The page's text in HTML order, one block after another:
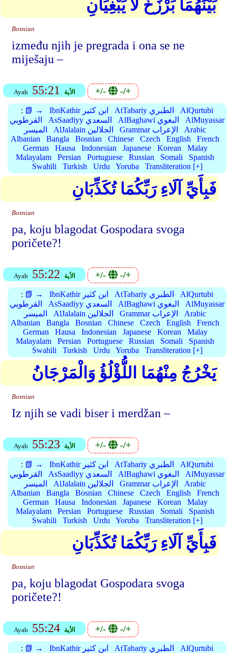
بَيْنَهُمَا بَرْزَخٌ لَّا يَبْغِيَانِ
Bosnian
između njih je pregrada i ona se ne
miješaju –
Ayah 55:21 الأية +/- -/+
: 📗 → IbnKathir ابن كثير AtTabariy الطبري
AlQurtubi
القرطوبي
AsSaadiyy السعدي AlBaghawi البغوي
AlMuyassar
الميسر
AlJalalain الجلالين Grammar الإعراب
Arabic
Albanian
Bangla Bosnian Chinese Czech English
French
German
Hausa Indonesian Japanese Korean
Malay
Malayalam
Persian Portuguese Russian Somali
Spanish
Swahili
Turkish Urdu Yoruba Transliteration [+]
فَبِأَيِّ آلَاءِ رَبِّكُمَا تُكَذِّبَانِ
Bosnian
pa, koju blagodat Gospodara svoga
poričete?!
Ayah 55:22 الأية +/- -/+
: 📗 → IbnKathir ابن كثير AtTabariy الطبري
AlQurtubi
القرطوبي
AsSaadiyy السعدي AlBaghawi البغوي
AlMuyassar
الميسر
AlJalalain الجلالين Grammar الإعراب
Arabic
Albanian
Bangla Bosnian Chinese Czech English
French
German
Hausa Indonesian Japanese Korean
Malay
Malayalam
Persian Portuguese Russian Somali
Spanish
Swahili
Turkish Urdu Yoruba Transliteration [+]
يَخْرُجُ مِنْهُمَا اللُّؤْلُؤُ وَالْمَرْجَانُ
Bosnian
Iz njih se vadi biser i merdžan –
Ayah 55:23 الأية +/- -/+
: 📗 → IbnKathir ابن كثير AtTabariy الطبري
AlQurtubi
القرطوبي
AsSaadiyy السعدي AlBaghawi البغوي
AlMuyassar
الميسر
AlJalalain الجلالين Grammar الإعراب
Arabic
Albanian
Bangla Bosnian Chinese Czech English
French
German
Hausa Indonesian Japanese Korean
Malay
Malayalam
Persian Portuguese Russian Somali
Spanish
Swahili
Turkish Urdu Yoruba Transliteration [+]
فَبِأَيِّ آلَاءِ رَبِّكُمَا تُكَذِّبَانِ
Bosnian
pa, koju blagodat Gospodara svoga
poričete?!
Ayah 55:24 الأية +/- -/+
: 📗 → IbnKathir ابن كثير AtTabariy الطبري
AlQurtubi